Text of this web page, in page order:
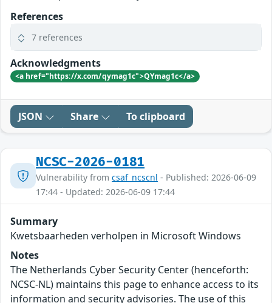
References
7 references
Acknowledgments
<a href="https://x.com/qymag1c">QYmag1c</a>
JSON Share To clipboard
NCSC-2026-0181
Vulnerability from csaf_ncscnl - Published: 2026-06-09
17:44 - Updated: 2026-06-09 17:44
Summary
Kwetsbaarheden verholpen in Microsoft Windows
Notes
The Netherlands Cyber Security Center (henceforth:
NCSC-NL) maintains this page to enhance access to its
information and security advisories. The use of this